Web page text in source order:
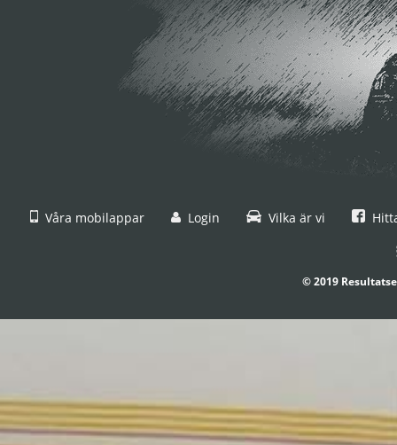
Våra mobilappar Login Vilka är vi
© 2019